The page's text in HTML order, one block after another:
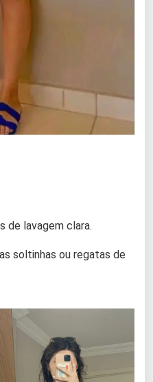
de lavagem clara.
soltinhas ou regatas de